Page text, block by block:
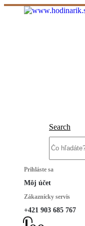
Search
Prihláste sa
Môj účet
Zákaznícky servis
+421 903 685 767